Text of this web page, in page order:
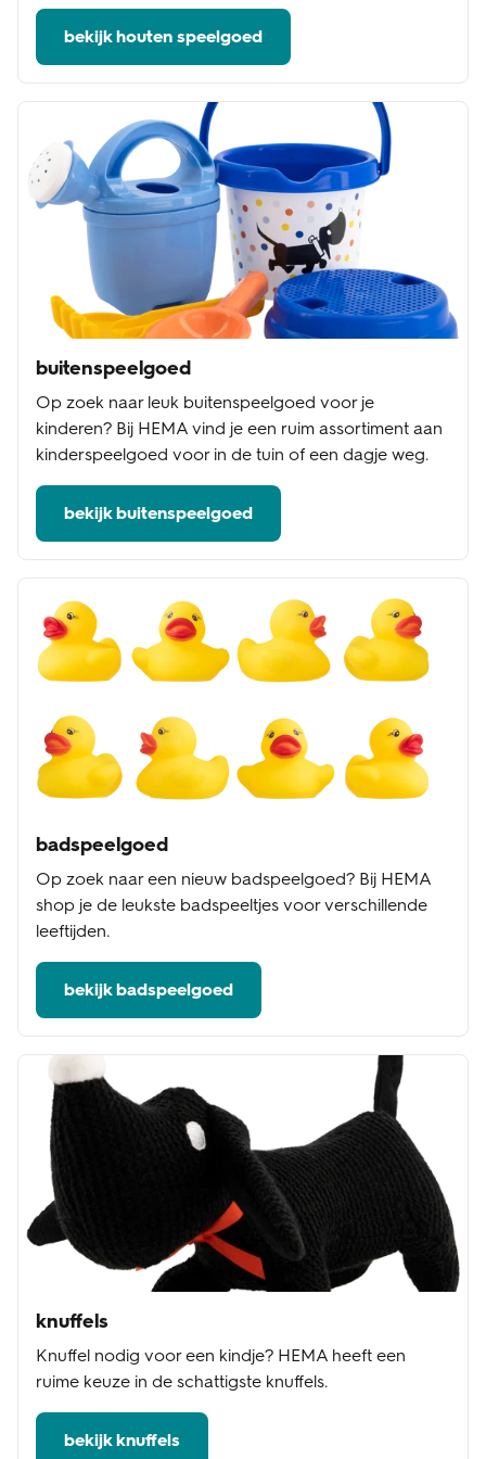
bekijk houten speelgoed
buitenspeelgoed
Op zoek naar leuk buitenspeelgoed voor je
kinderen? Bij HEMA vind je een ruim assortiment aan
kinderspeelgoed voor in de tuin of een dagje weg.
bekijk buitenspeelgoed
badspeelgoed
Op zoek naar een nieuw badspeelgoed? Bij HEMA
shop je de leukste badspeeltjes voor verschillende
leeftijden.
bekijk badspeelgoed
knuffels
Knuffel nodig voor een kindje? HEMA heeft een
ruime keuze in de schattigste knuffels.
bekijk knuffels